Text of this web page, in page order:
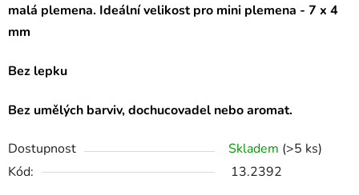
malá plemena. Ideální velikost pro mini plemena - 7 x 4
mm
Bez lepku
Bez umělých barviv, dochucovadel nebo aromat.
Dostupnost Skladem (>5 ks)
Kód:
13.2392